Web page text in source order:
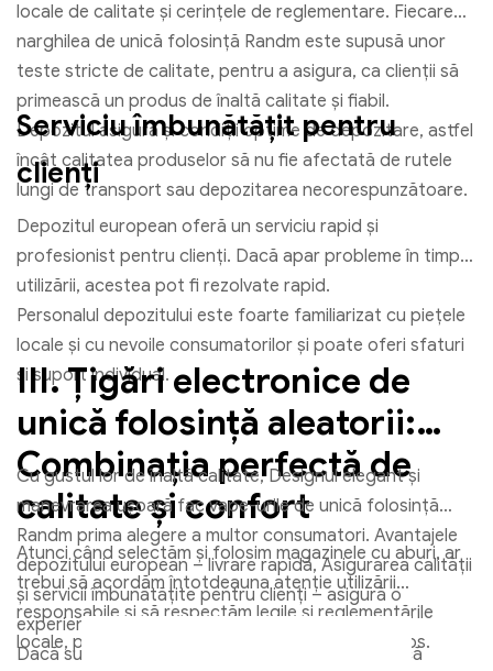
locale de calitate și cerințele de reglementare. Fiecare
narghilea de unică folosință Randm este supusă unor
teste stricte de calitate, pentru a asigura, ca clienții să
primească un produs de înaltă calitate și fiabil.
Depozitul asigură și condiții optime de depozitare, astfel
încât calitatea produselor să nu fie afectată de rutele
lungi de transport sau depozitarea necorespunzătoare.
Serviciu îmbunătățit pentru
clienți
Depozitul european oferă un serviciu rapid și
profesionist pentru clienți. Dacă apar probleme în timpul
utilizării, acestea pot fi rezolvate rapid.
Personalul depozitului este foarte familiarizat cu piețele
locale și cu nevoile consumatorilor și poate oferi sfaturi
și suport individual.
III. Țigări electronice de
unică folosință aleatorii:
Combinația perfectă de
calitate și confort
Cu gustul lor de înaltă calitate, Designul elegant și
manevrarea ușoară fac vape-urile de unică folosință
Randm prima alegere a multor consumatori. Avantajele
depozitului european – livrare rapidă, Asigurarea calității
și servicii îmbunătățite pentru clienți – asigură o
experiență pozitivă pentru utilizator.
Dacă sunteți în căutarea unui e-narghilea de unică
Atunci când selectăm și folosim magazinele cu aburi, ar
trebui să acordăm întotdeauna atenție utilizării
responsabile și să respectăm legile și reglementările
locale, pentru a crea un mediu sănătos și armonios.